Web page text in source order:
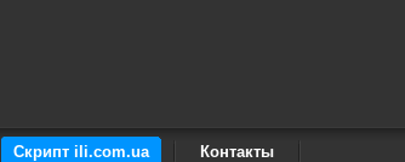
Скрипт ili.com.ua Контакты